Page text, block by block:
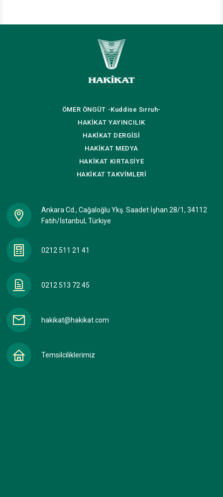
ÖMER ÖNGÜT -Kuddise Sırruh-
HAKİKAT YAYINCILIK
HAKİKAT DERGİSİ
HAKİKAT MEDYA
HAKİKAT KIRTASİYE
HAKİKATTAKVİMLERİ
Ankara Cd., Cağaloğlu Ykş. Saadet İşhan 28/1, 34112
Fatih/İstanbul, Türkiye
0212 511 21 41
0212 513 72 45
hakikat@hakikat.com
Temsilciliklerimiz